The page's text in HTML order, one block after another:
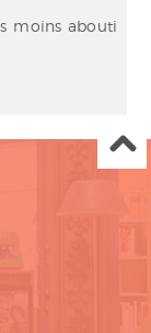
moins abouti